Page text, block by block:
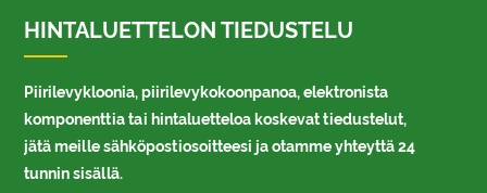
HINTALUETTELON TIEDUSTELU
Piirilevykloonia, piirilevykokoonpanoa, elektronista
komponenttia tai hintaluetteloa koskevat tiedustelut,
jätä meille sähköpostiosoitteesi ja otamme yhteyttä 24
tunnin sisällä.